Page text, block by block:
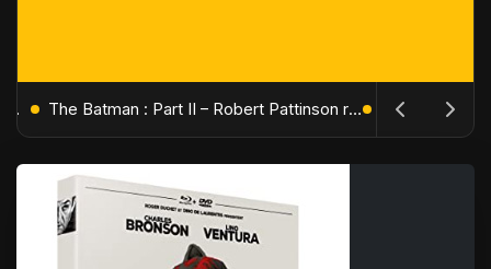
L'Âge de Glace : Le Réveil du Volcan – Manny, Sid et Diego de retour pour une aventure explosive The Batman : Part II – Robert Pattinson replonge dans les ténèbres de Gotham dès octobre 2027